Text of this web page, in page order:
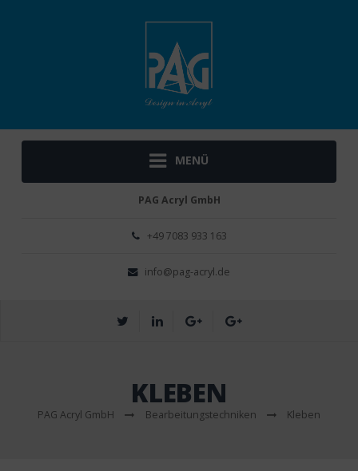
MENÜ
PAG Acryl GmbH
+49 ­7083 933 163
info@pag-acryl.de
KLEBEN
PAG Acryl GmbH Bearbeitungstechniken Kleben